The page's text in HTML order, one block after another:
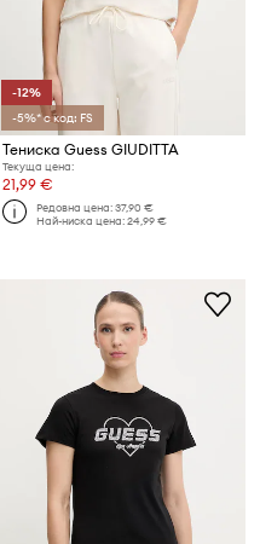
-12%
-5%* с код: FS
Тениска Guess GIUDITTA
Текуща цена:
21,99 €
Редовна цена:37,90 €
Най-ниска цена:24,99 €